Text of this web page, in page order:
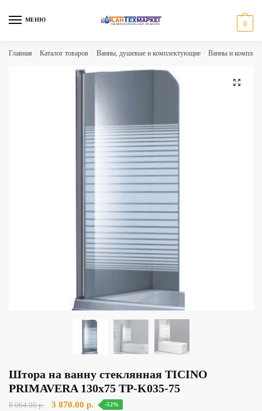
МЕНЮ
0
Главная Каталог товаров Ванны, душевые и комплектующие Ванны и
🔍
Штора на ванну стеклянная TICINO
PRIMAVERA 130х75 TP-K035-75
8 064.00р.
Первоначальная
3 870.00 р. Текущая
-52%